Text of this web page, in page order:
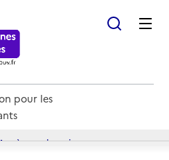
pour les
par besoin